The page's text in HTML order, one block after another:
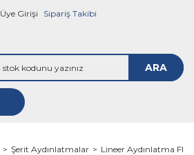
Üye Girişi Sipariş Takibi
ARA
Şerit Aydınlatmalar Lineer Aydınlatma